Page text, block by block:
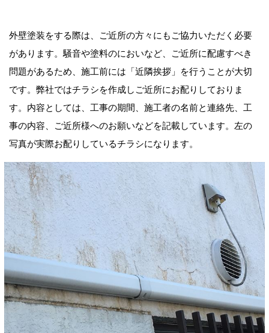
外壁塗装をする際は、ご近所の方々にもご協力いただく必要
があります。騒音や塗料のにおいなど、ご近所に配慮すべき
問題があるため、施工前には「近隣挨拶」を行うことが大切
です。弊社ではチラシを作成しご近所にお配りしておりま
す。内容としては、工事の期間、施工者の名前と連絡先、工
事の内容、ご近所様へのお願いなどを記載しています。左の
写真が実際お配りしているチラシになります。